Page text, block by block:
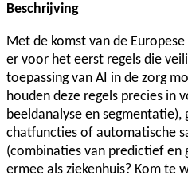
Beschrijving
Met de komst van de
er voor het eerst regels die
toepassing van AI in de zorg
houden deze regels precies in
beeldanalyse en segmentatie),
chatfuncties of automatische
(combinaties van predictief en
ermee als ziekenhuis? Kom te